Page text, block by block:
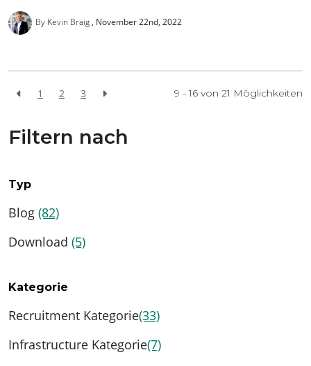
By Kevin Braig November 22nd, 2022
1 2 3 9 - 16 von 21 Möglichkeiten
Filtern nach
Typ
Blog (82)
Download (5)
Kategorie
Recruitment Kategorie(33)
Infrastructure Kategorie(7)